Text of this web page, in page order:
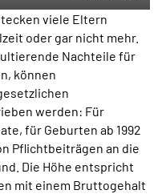
viele Eltern
oder gar nicht mehr.
Nachteile für
können
werden: Für
für Geburten ab 1992
Pflichtbeiträgen an die
Die Höhe entspricht
mit einem Bruttogehalt